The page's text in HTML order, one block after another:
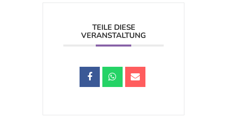
TEILE DIESE
VERANSTALTUNG